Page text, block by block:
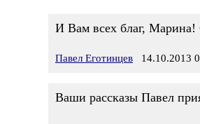
И Вам всех благ, Марина!
Павел Еготинцев 14.10.2013
Ваши рассказы Павел